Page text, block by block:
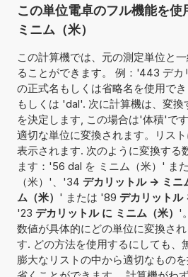
この単位電卓のフル機能を
ミニム（米）
この計算機では、元の測定単位と
ることができます。 例：'443 デカ
の正式名もしくは省略名を使用で
もしくは 'dal'. 次に計算機は、変
を決定します, この場合は'体積'で
適切な単位に変換されます。リス
表示されます. 次のように変換する
ます：'56 dal を ミニム（米）' ま
（米）'、'34 デカリットル -> ミニ
ム（米） ' または '89 デカリットル
'23 デカリットル に ミニム（米） '
数値が具体的にどの単位に変換さ
す. どの方法を使用するにしても、
膨大なリストの中から適切なもの